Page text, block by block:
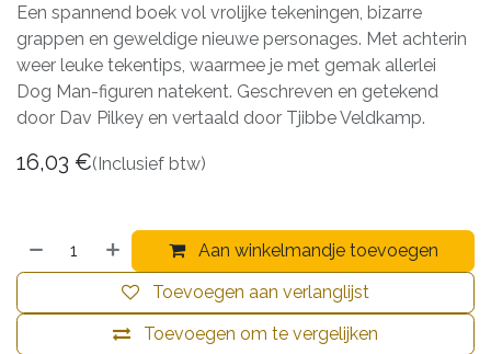
Een spannend boek vol vrolijke tekeningen, bizarre
grappen en geweldige nieuwe personages. Met achterin
weer leuke tekentips, waarmee je met gemak allerlei
Dog Man-figuren natekent. Geschreven en getekend
door Dav Pilkey en vertaald door Tjibbe Veldkamp.
16,03 €(Inclusief btw)
Aan winkelmandje toevoegen
Toevoegen om te vergelijken
Toevoegen aan verlanglijst